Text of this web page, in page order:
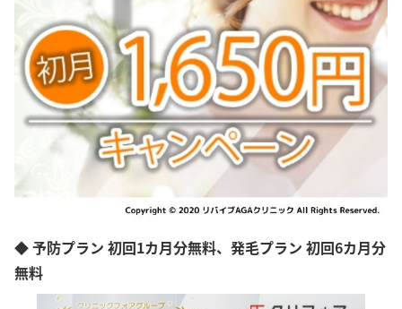
◆ 予防プラン 初回1カ月分無料、発毛プラン 初回6カ月分
無料